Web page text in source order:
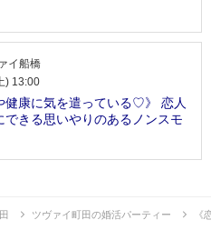
イ船橋
) 13:00
健康に気を遣っている♡》 恋人
できる思いやりのあるノンスモ
ツヴァイ町田の婚活パーティー 《